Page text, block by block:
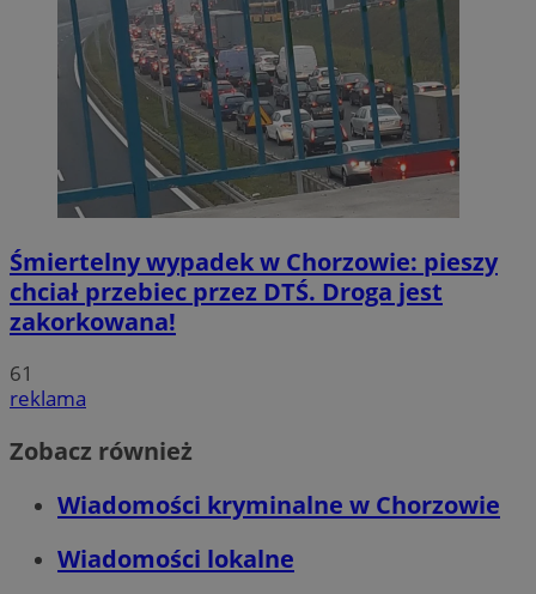
Śmiertelny wypadek w Chorzowie: pieszy
chciał przebiec przez DTŚ. Droga jest
zakorkowana!
61
reklama
Zobacz również
Wiadomości kryminalne w Chorzowie
Wiadomości lokalne